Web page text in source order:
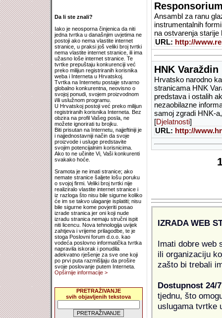
Da li ste znali?
Iako je neosporna činjenica da niti
jedna tvrtka u današnjim uvjetima ne
postoji ako nema vlastite internet
stranice, u praksi još veliki broj tvrtki
nema vlastite internet stranice, ili ima
užasno loše internet stranice. Te
tvrtke prepuštaju konkurenciji već
preko milijun registriranih korisnika
weba i Interneta u Hrvatskoj.
Tvrtka na Internetu postaje stvarno
globalno konkurentna, neovisno o
svojoj ponudi, svojem proizvodnom
i/ili uslužnom programu.
U Hrvatskoj postoji već preko milijun
registriranih korisnika Interneta. Bez
obzira na profil Vašeg posla, ne
možete ignorirati tu brojku.
Biti prisutan na Internetu, najjeftiniji je
i najjednostavniji način da svoje
proizvode i usluge predstavite
svojim potencijalnim korisnicima.
Ako to ne učinite Vi, Vaši konkurenti
svakako hoće.
Sramota je ne imati stranice; ako
nemate stranice šaljete lošu poruku
o svojoj firmi. Veliki broj tvrtki nije
realiziralo vlastite internet stranice i
iz razloga što nisu bile sigurne koliko
će im se takvo ulaganje isplatiti; nisu
bile sigurne kome povjeriti posao
izrade stranica jer oni koji nude
izradu stranica nemaju stručni ispit
niti licencu. Nova tehnologija uvijek
zahtjeva i vrijeme prilagodbe, te je
stoga Poslovni forum d.o.o. kao
vodeća poslovno informatička tvrtka
napravila iskorak i ponudila
adekvatno rješenje za sve one koji
po prvi puta razmišljaju da prošire
svoje poslovanje putem Interneta.
Opširnije informacije >
PRETRAŽIVANJE
svih objavljenih tekstova
Ansambl za ranu
instrumentalnih
na ostvarenja
URL: http://
HNK Varaždin
Hrvatsko narodno
stranicama HNK
predstava i ostalih
nezaobilazne
samoj zgradi HNK-
[Djelatnosti]
URL: http://
IZRADA WEB
Imati dobre web
ili organizaciju
zašto bi trebali
Dostupnost 24/7
tjednu, što
uslugama tvrtke